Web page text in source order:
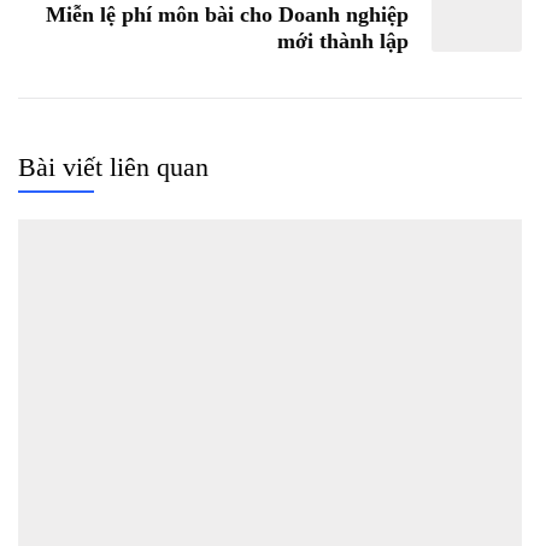
Miễn lệ phí môn bài cho Doanh nghiệp
mới thành lập
Bài viết liên quan